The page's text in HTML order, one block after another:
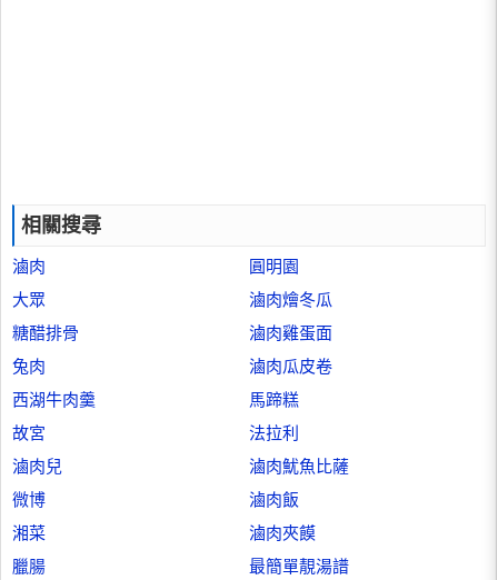
相關搜尋
滷肉
圓明園
大眾
滷肉燴冬瓜
糖醋排骨
滷肉雞蛋面
兔肉
滷肉瓜皮卷
西湖牛肉羹
馬蹄糕
故宮
法拉利
滷肉兒
滷肉魷魚比薩
微博
滷肉飯
湘菜
滷肉夾饃
臘腸
最簡單靚湯譜